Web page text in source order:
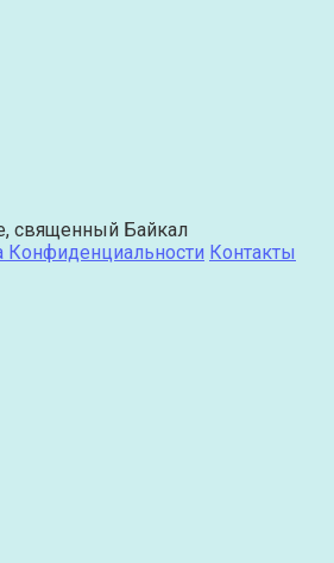
священный Байкал
Конфиденциальности Контакты